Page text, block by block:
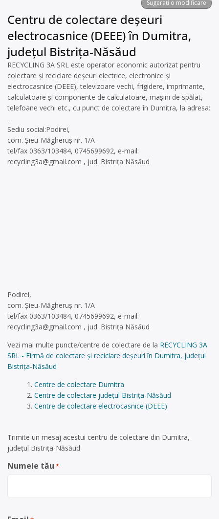
Sugerați o modificare
Centru de colectare deșeuri
electrocasnice (DEEE) în Dumitra,
județul Bistrița-Năsăud
RECYCLING 3A SRL este operator economic autorizat pentru
colectare și reciclare deșeuri electrice, electronice și
electrocasnice (DEEE), televizoare vechi, frigidere, imprimante,
calculatoare și componente de calculatoare, mașini de spălat,
telefoane vechi etc., cu punct de colectare în Dumitra, la adresa:
.
Sediu social:Podirei,
com. Șieu-Măgheruș nr. 1/A
tel/fax 0363/103484, 0745699692, e-mail:
recycling3a@gmail.com , jud. Bistrița Năsăud
Podirei,
com. Șieu-Măgheruș nr. 1/A
tel/fax 0363/103484, 0745699692, e-mail:
recycling3a@gmail.com , jud. Bistrița Năsăud
Vezi mai multe puncte/centre de colectare de la RECYCLING 3A
SRL - Firmă de colectare și reciclare deșeuri în Dumitra, județul
Bistrița-Năsăud
Centre de colectare Dumitra
Centre de colectare județul Bistrița-Năsăud
Centre de colectare electrocasnice (DEEE)
Trimite un mesaj acestui centru de colectare din Dumitra,
județul Bistrița-Năsăud
Numele tău *